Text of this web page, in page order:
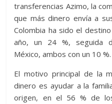
transferencias Azimo, la
que más dinero envía a
Colombia ha sido el
año, un 24 %, seguida
México, ambos con un 10 %.
El motivo principal de la
dinero es ayudar a la
origen, en el 56 % de